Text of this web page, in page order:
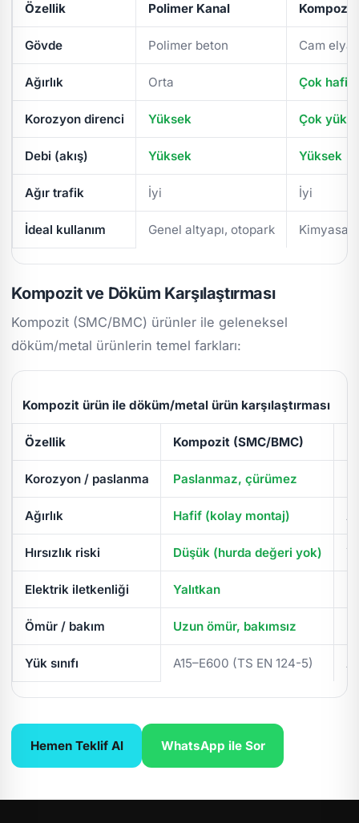
Özellik Polimer Kanal Kompozit
Gövde Polimer beton Cam
Ağırlık Orta Çok hafif
Korozyon direnci Yüksek Çok
Debi (akış) Yüksek Yüksek
Ağır trafik İyi İyi
İdeal kullanım Genel altyapı, otopark
Kompozit ve Döküm Karşılaştırması
Kompozit (SMC/BMC) ürünler ile geleneksel
döküm/metal ürünlerin temel farkları:
Kompozit ürün ile döküm/metal ürün karşılaştırması
Özellik Kompozit (SMC/BMC)
Korozyon / paslanma Paslanmaz, çürümez
Ağırlık Hafif (kolay montaj)
Hırsızlık riski Düşük (hurda değeri yok)
Elektrik iletkenliği Yalıtkan
Ömür / bakım Uzun ömür, bakımsız
Yük sınıfı A15–E600 (TS EN 124-5)
Hemen Teklif Al WhatsApp ile Sor